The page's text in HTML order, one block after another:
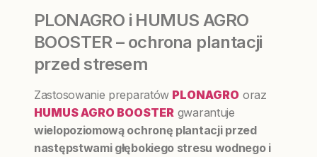
PLONAGRO i HUMUS AGRO
BOOSTER – ochrona plantacji
przed stresem
Zastosowanie preparatów PLONAGRO oraz
HUMUS AGRO BOOSTER gwarantuje
wielopoziomową ochronę plantacji przed
następstwami głębokiego stresu wodnego i